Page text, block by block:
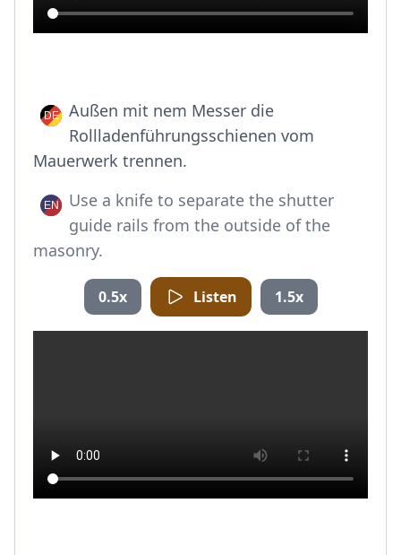
Außen mit nem Messer die
Rollladenführungsschienen vom
Mauerwerk trennen.
Use a knife to separate the shutter
guide rails from the outside of the
masonry.
0.5x Listen 1.5x